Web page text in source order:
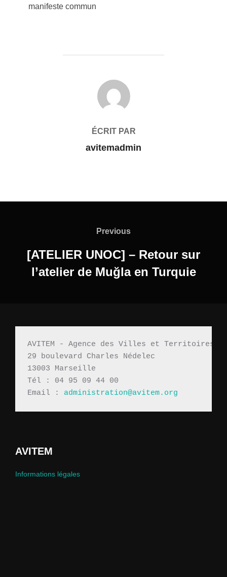
manifeste commun
AUTEUR DE LA PUBLICATION
ÉCRIT PAR
avitemadmin
Previous
[ATELIER UNOC] – Retour sur
l’atelier de Muğla en Turquie
AVITEM - Agence des Villes et Territoires
29 boulevard Charles Nédelec
13003 Marseille
Tél : 04 95 09 44 00
Email : administration@avitem.org
AVITEM
Informations légales